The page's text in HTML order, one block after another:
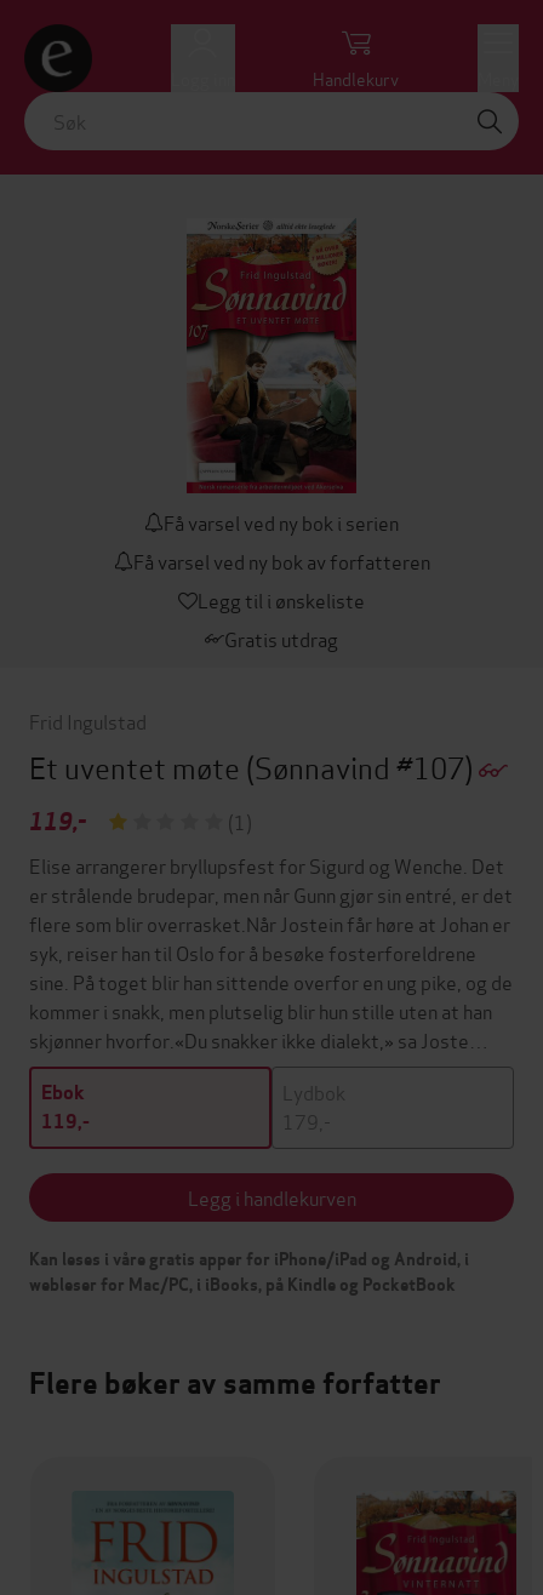
Handlekurv
Få varsel ved ny bok i serien
Få varsel ved ny bok av forfatteren
Legg til i ønskeliste
Gratis utdrag
Frid Ingulstad
Et uventet møte (Sønnavind #107)
119,-
(1)
Elise arrangerer bryllupsfest for Sigurd og Wenche. Det
er strålende brudepar, men når Gunn gjør sin entré, er det
flere som blir overrasket.Når Jostein får høre at Johan er
syk, reiser han til Oslo for å besøke fosterforeldrene
sine. På toget blir han sittende overfor en ung pike, og de
kommer i snakk, men plutselig blir hun stille uten at han
skjønner hvorfor.«Du snakker ikke dialekt,» sa Joste…
Ebok
119,-
Lydbok
179,-
Legg i handlekurven
Kan leses i våre gratis apper for iPhone/iPad og Android, i
webleser for Mac/PC, i iBooks, på Kindle og PocketBook
Flere bøker av samme forfatter